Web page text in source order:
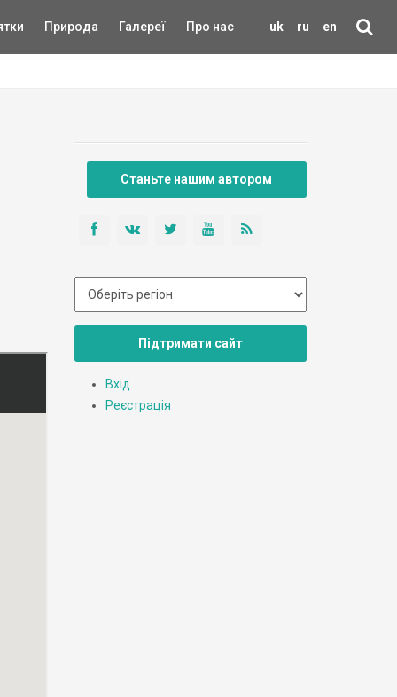
uk ru en
Природа Галереї Про нас
Станьте нашим автором
Підтримати сайт
Вхід
Реєстрація